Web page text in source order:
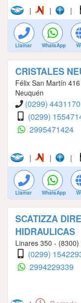
| | |
Llamar WhatsApp
CRISTALES
Félix San Martín
Neuquén
(0299) 4431170
(0299)
2995471424
| | |
Llamar WhatsApp
SCATIZZA
HIDRAULICAS
Linares 350 - (8300)
(0299)
2994229339